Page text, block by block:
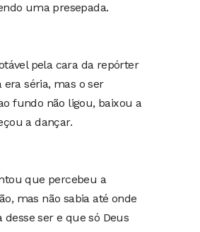
uma presepada.
pela cara da repórter
séria, mas o ser
fundo não ligou, baixou a
a dançar.
que percebeu a
mas não sabia até onde
desse ser e que só Deus